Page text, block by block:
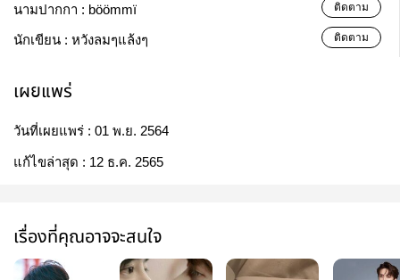
นามปากกา : böömmï ติดตาม
นักเขียน : หวังลมๆแล้งๆ ติดตาม
เผยแพร่
วันที่เผยแพร่ : 01 พ.ย. 2564
แก้ไขล่าสุด : 12 ธ.ค. 2565
เรื่องที่คุณอาจจะสนใจ